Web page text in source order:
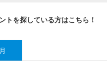
トを探している方はこちら！